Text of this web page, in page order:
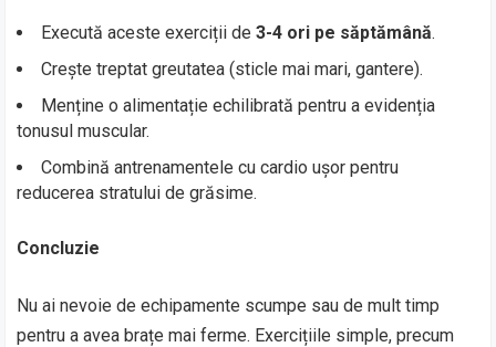
Execută aceste exerciții de3-4 ori pe săptămână.
Crește treptat greutatea (sticle mai mari, gantere).
Menține o alimentație echilibrată pentru a evidenția
tonusul muscular.
Combină antrenamentele cu cardio ușor pentru
reducerea stratului de grăsime.
Concluzie
Nu ai nevoie de echipamente scumpe sau de mult timp
pentru a avea brațe mai ferme. Exercițiile simple, precum